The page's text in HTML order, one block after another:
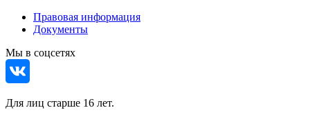
Правовая информация
Документы
Мы в соцсетях
Для лиц старше 16 лет.